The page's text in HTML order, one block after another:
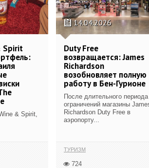
Spirit
& Spirit,
14.04.2026
Duty Free
возвращается: James
Richardson
возобновляет полную
работу в Бен-Гурионе
После длительного периода
ограничений магазины
Richardson Duty Free в
аэропорту...
ТУРИЗМ
724